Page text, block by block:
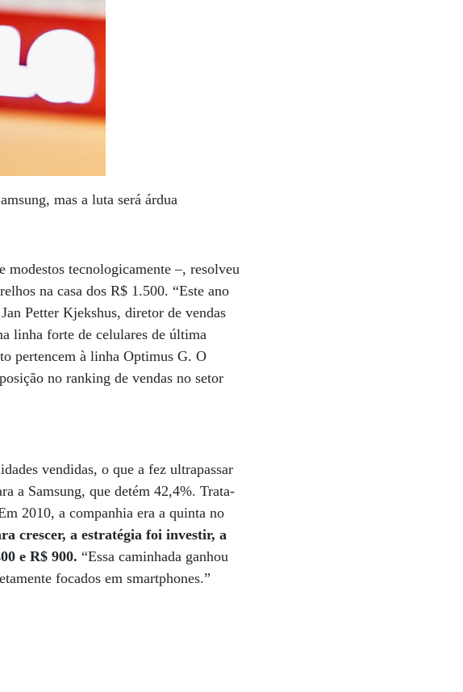
mas a luta será árdua
modestos tecnologicamente –, resolveu
na casa dos R$ 1.500. “Este ano
Petter Kjekshus, diretor de vendas
linha forte de celulares de última
pertencem à linha Optimus G. O
no ranking de vendas no setor
vendidas, o que a fez ultrapassar
a Samsung, que detém 42,4%. Trata-
2010, a companhia era a quinta no
crescer, a estratégia foi investir, a
e R$ 900. “Essa caminhada ganhou
focados em smartphones.”